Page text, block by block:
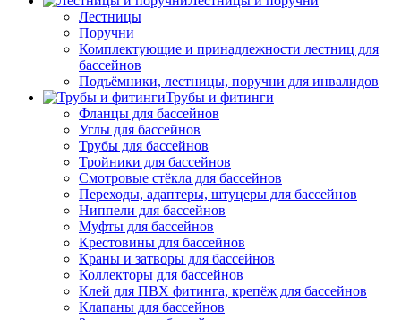
Лестницы
Поручни
Комплектующие и принадлежности лестниц для
бассейнов
Подъёмники, лестницы, поручни для инвалидов
Трубы и фитинги
Фланцы для бассейнов
Углы для бассейнов
Трубы для бассейнов
Тройники для бассейнов
Смотровые стёкла для бассейнов
Переходы, адаптеры, штуцеры для бассейнов
Ниппели для бассейнов
Муфты для бассейнов
Крестовины для бассейнов
Краны и затворы для бассейнов
Коллекторы для бассейнов
Клей для ПВХ фитинга, крепёж для бассейнов
Клапаны для бассейнов